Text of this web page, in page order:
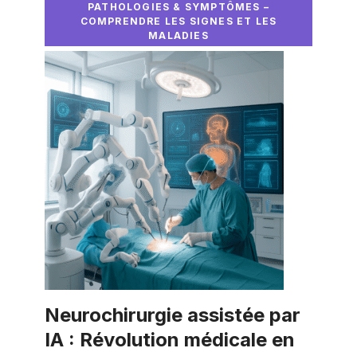
PATHOLOGIES & SYMPTÔMES –
COMPRENDRE LES SIGNES ET LES
MALADIES
Neurochirurgie assistée par
IA : Révolution médicale en